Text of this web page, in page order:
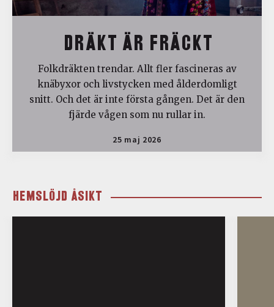
DRÄKT ÄR FRÄCKT
Folkdräkten trendar. Allt fler fascineras av
knäbyxor och livstycken med ålderdomligt
snitt. Och det är inte första gången. Det är den
fjärde vågen som nu rullar in.
25 maj 2026
HEMSLÖJD ÅSIKT